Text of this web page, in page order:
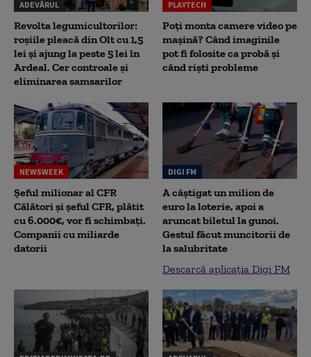
ADEVĂRUL
Revolta legumicultorilor:
roșiile pleacă din Olt cu 1,5
lei și ajung la peste 5 lei în
Ardeal. Cer controale și
eliminarea samsarilor
PLAYTECH
Poți monta camere video pe
mașină? Când imaginile
pot fi folosite ca probă și
când riști probleme
NEWSWEEK
Șeful milionar al CFR
Călători și șeful CFR, plătit
cu 6.000€, vor fi schimbați.
Companii cu miliarde
datorii
DIGI FM
A câștigat un milion de
euro la loterie, apoi a
aruncat biletul la gunoi.
Gestul făcut muncitorii de
la salubritate
Descarcă aplicația Digi FM